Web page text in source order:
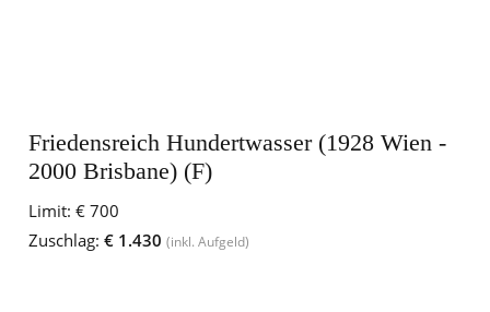
Friedensreich Hundertwasser (1928 Wien -
2000 Brisbane) (F)
Limit: € 700
Zuschlag: € 1.430 (inkl. Aufgeld)